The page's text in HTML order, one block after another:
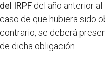
del IRPF del año anterior
caso de que hubiera sido
contrario, se deberá
de dicha obligación.